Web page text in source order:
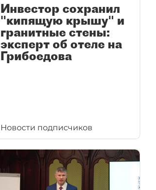
Инвестор сохранил
"кипящую крышу" и
гранитные стены:
эксперт об отеле на
Грибоедова
Новости подписчиков